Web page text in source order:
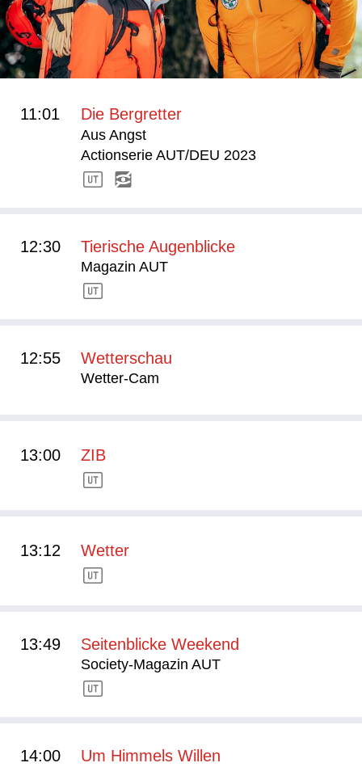
11:01 Die Bergretter
Aus Angst
Actionserie AUT/DEU 2023
12:30 Tierische Augenblicke
Magazin AUT
12:55 Wetterschau
Wetter-Cam
13:00 ZIB
13:12 Wetter
13:49 Seitenblicke Weekend
Society-Magazin AUT
14:00 Um Himmels Willen